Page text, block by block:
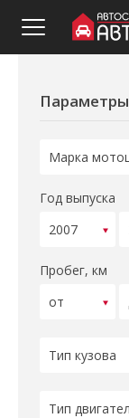
Параметры
Год выпуска
Пробег, км